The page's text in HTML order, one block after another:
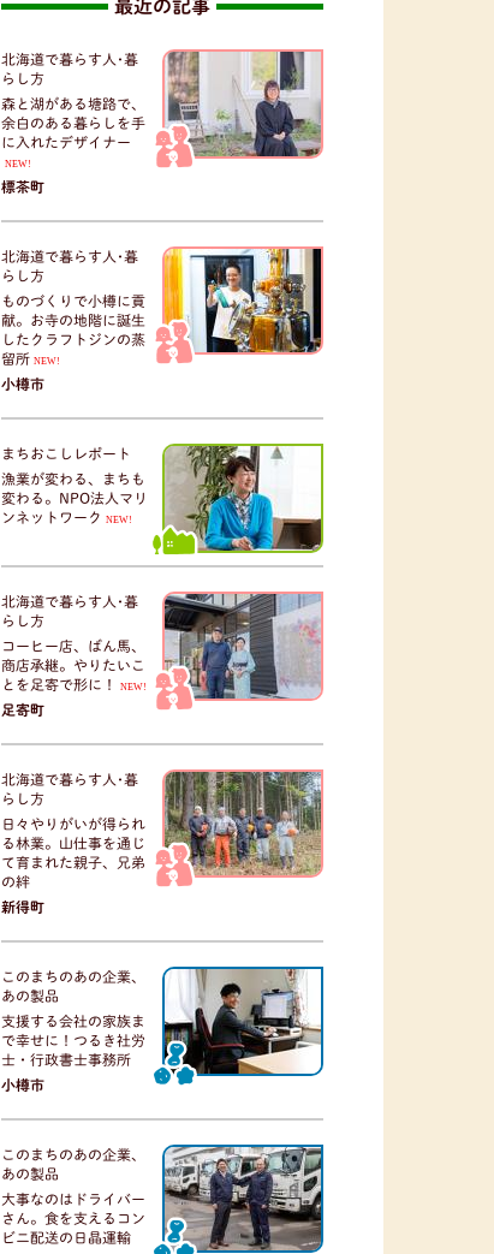
最近の記事
北海道で暮らす人･暮
らし方
森と湖がある塘路で、
余白のある暮らしを手
に入れたデザイナー
NEW!
標茶町
北海道で暮らす人･暮
らし方
ものづくりで小樽に貢
献。お寺の地階に誕生
したクラフトジンの蒸
留所 NEW!
小樽市
まちおこしレポート
漁業が変わる、まちも
変わる。NPO法人マリ
ンネットワーク
NEW!
北海道で暮らす人･暮
らし方
コーヒー店、ばん馬、
商店承継。やりたいこ
とを足寄で形に！
NEW!
足寄町
北海道で暮らす人･暮
らし方
日々やりがいが得られ
る林業。山仕事を通じ
て育まれた親子、兄弟
の絆
新得町
このまちのあの企業、
あの製品
支援する会社の家族ま
で幸せに！つるき社労
士・行政書士事務所
小樽市
このまちのあの企業、
あの製品
大事なのはドライバー
さん。食を支えるコン
ビニ配送の日晶運輸